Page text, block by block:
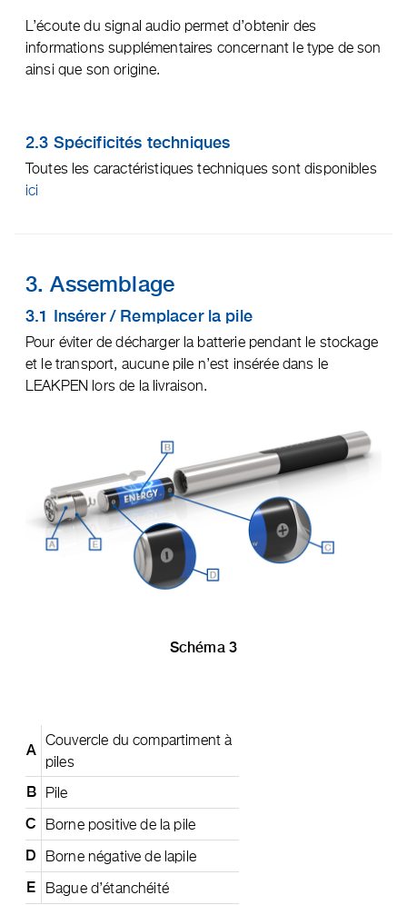
L’écoute du signal audio permet d’obtenir des
informations supplémentaires concernant le type de son
ainsi que son origine.
2.3 Spécificités techniques
Toutes les caractéristiques techniques sont disponibles
ici
3. Assemblage
3.1 Insérer / Remplacer la pile
Pour éviter de décharger la batterie pendant le stockage
et le transport, aucune pile n’est insérée dans le
LEAKPEN lors de la livraison.
Schéma 3
A
Couvercle du compartiment à
piles
B Pile
C Borne positive de la pile
D Borne négative de lapile
E Bague d’étanchéité